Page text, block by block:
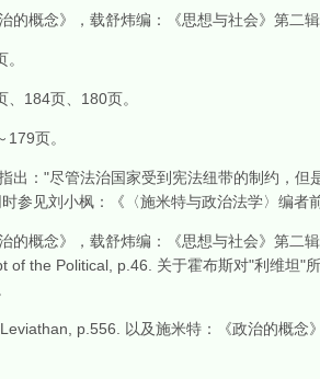
概念》，载舒炜编：《思想与社会》第二
184页、180页。
页。
："尽管法治国家受到宪法纽带的制约，但
参见刘小枫：《〈施米特与政治法学〉编
概念》，载舒炜编：《思想与社会》第二
of the Political, p.46. 关于霍布斯对"利维坦"
p.556. 以及施米特：《政治的概念